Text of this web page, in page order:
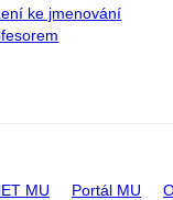
ke jmenování
MU Portál MU